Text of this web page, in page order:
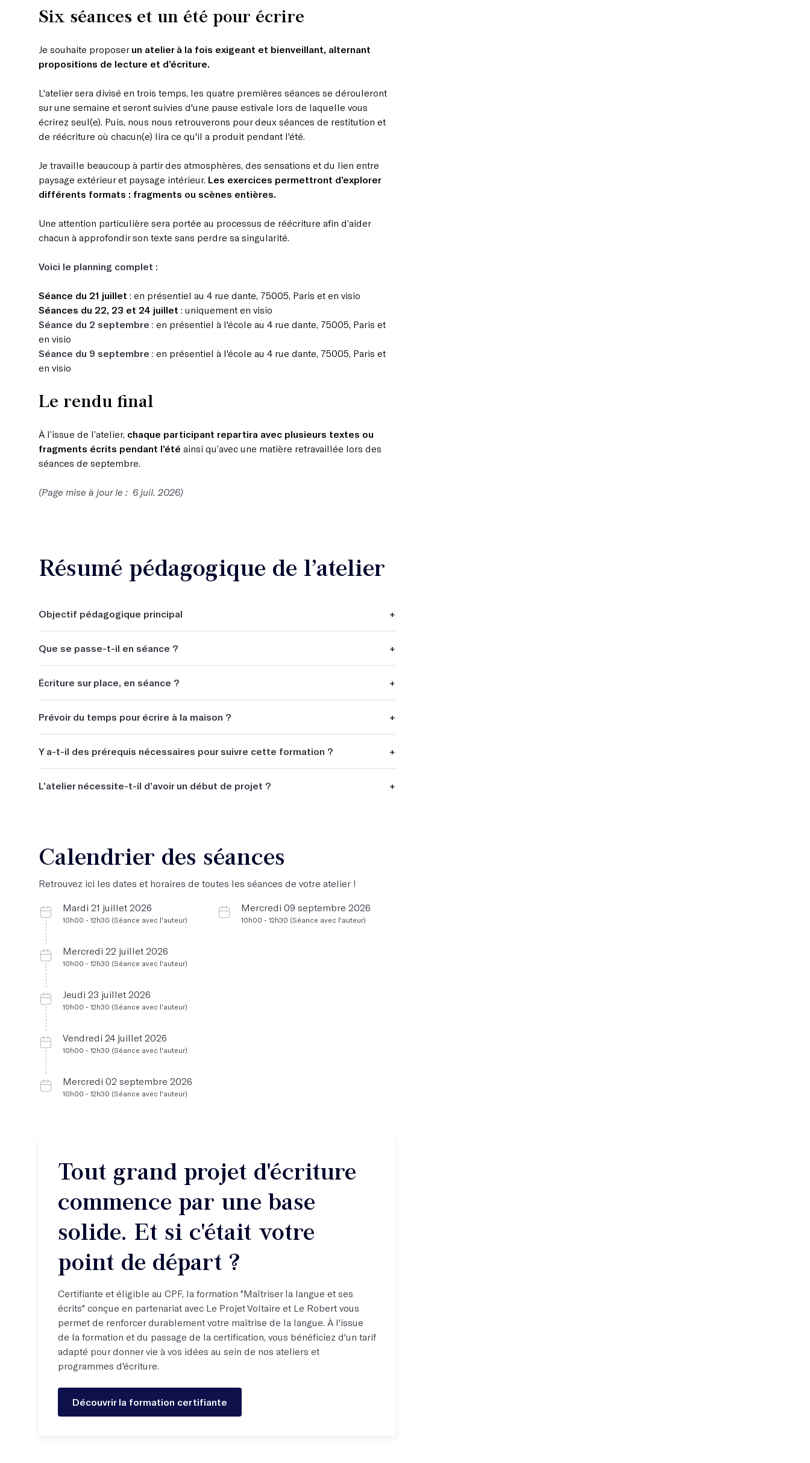
Six séances et un été pour écrire
Je souhaite proposer un atelier à la fois exigeant et bienveillant, alternant
propositions de lecture et d’écriture.
L'atelier sera divisé en trois temps, les quatre premières séances se dérouleront
sur une semaine et seront suivies d'une pause estivale lors de laquelle vous
écrirez seul(e). Puis, nous nous retrouverons pour deux séances de restitution et
de réécriture où chacun(e) lira ce qu'il a produit pendant l'été.
Je travaille beaucoup à partir des atmosphères, des sensations et du lien entre
paysage extérieur et paysage intérieur. Les exercices permettront d’explorer
différents formats : fragments ou scènes entières.
Une attention particulière sera portée au processus de réécriture afin d’aider
chacun à approfondir son texte sans perdre sa singularité.
Voici le planning complet :
Séance du 21 juillet : en présentiel au 4 rue dante, 75005, Paris et en visio
Séances du 22, 23 et 24 juillet : uniquement en visio
Séance du 2 septembre : en présentiel à l'école au 4 rue dante, 75005, Paris et
en visio
Séance du 9 septembre : en présentiel à l'école au 4 rue dante, 75005, Paris et
en visio
Le rendu final
À l’issue de l’atelier, chaque participant repartira avec plusieurs textes ou
fragments écrits pendant l’été ainsi qu’avec une matière retravaillée lors des
séances de septembre.
(Page mise à jour le : 6 juil. 2026)
Résumé pédagogique de l’atelier
Objectif pédagogique principal +
Que se passe-t-il en séance ?
+
Écriture sur place, en séance ?
+
Prévoir du temps pour écrire à la maison ?
+
Y a-t-il des prérequis nécessaires pour suivre cette formation ?
+
L’atelier nécessite-t-il d’avoir un début de projet ?
+
Calendrier des séances
Retrouvez ici les dates et horaires de toutes les séances de votre atelier !
Mardi 21 juillet 2026
10h00 - 12h30 (Séance avec l'auteur)
Mercredi 22 juillet 2026
10h00 - 12h30 (Séance avec l'auteur)
Jeudi 23 juillet 2026
10h00 - 12h30 (Séance avec l'auteur)
Vendredi 24 juillet 2026
10h00 - 12h30 (Séance avec l'auteur)
Mercredi 02 septembre 2026
10h00 - 12h30 (Séance avec l'auteur)
Mercredi 09 septembre 2026
10h00 - 12h30 (Séance avec l'auteur)
Tout grand projet d'écriture
commence par une base
solide. Et si c'était votre
point de départ ?
Certifiante et éligible au CPF, la formation "Maîtriser la langue et ses
écrits" conçue en partenariat avec Le Projet Voltaire et Le Robert vous
permet de renforcer durablement votre maîtrise de la langue. À l'issue
de la formation et du passage de la certification, vous bénéficiez d'un tarif
adapté pour donner vie à vos idées au sein de nos ateliers et
programmes d'écriture.
Découvrir la formation certifiante